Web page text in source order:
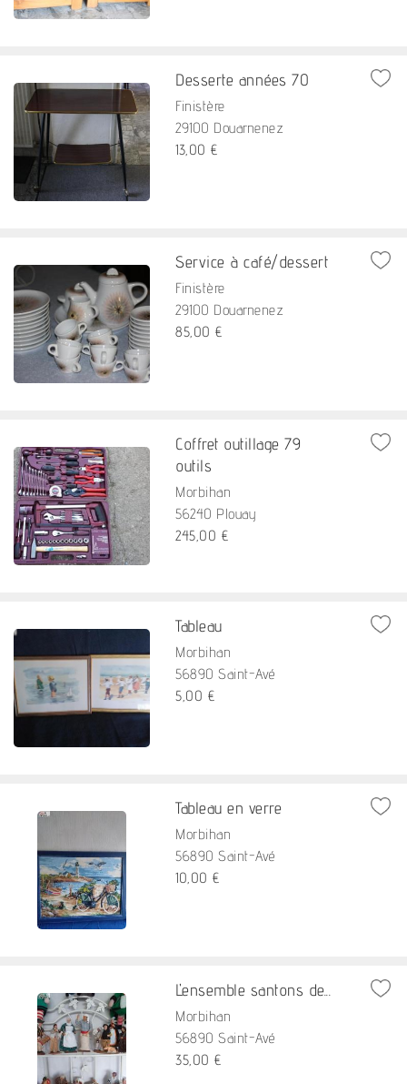
Desserte années 70
Finistère
29100 Douarnenez
13,00 €
Service à café/dessert
Finistère
29100 Douarnenez
85,00 €
Coffret outillage 79
outils
Morbihan
56240 Plouay
245,00 €
Tableau
Morbihan
56890 Saint-Avé
5,00 €
Tableau en verre
Morbihan
56890 Saint-Avé
10,00 €
L'ensemble santons de...
Morbihan
56890 Saint-Avé
35,00 €